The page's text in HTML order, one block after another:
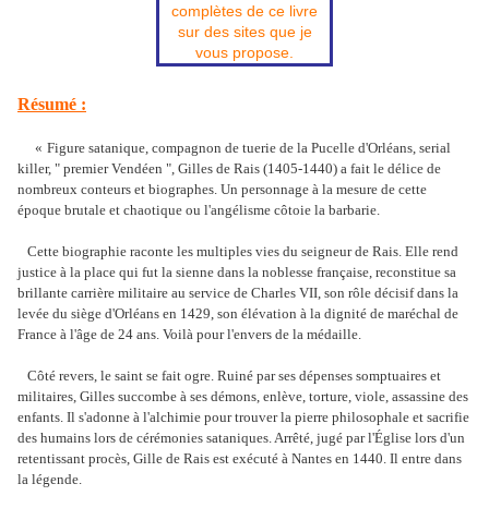
Résumé :
« Figure satanique, compagnon de tuerie de la Pucelle d'Orléans, serial
killer, " premier Vendéen ", Gilles de Rais (1405-1440) a fait le délice de
nombreux conteurs et biographes. Un personnage à la mesure de cette
époque brutale et chaotique ou l'angélisme côtoie la barbarie.
Cette biographie raconte les multiples vies du seigneur de Rais. Elle rend
justice à la place qui fut la sienne dans la noblesse française, reconstitue sa
brillante carrière militaire au service de Charles VII, son rôle décisif dans la
levée du siège d'Orléans en 1429, son élévation à la dignité de maréchal de
France à l'âge de 24 ans. Voilà pour l'envers de la médaille.
Côté revers, le saint se fait ogre. Ruiné par ses dépenses somptuaires et
militaires, Gilles succombe à ses démons, enlève, torture, viole, assassine des
enfants. Il s'adonne à l'alchimie pour trouver la pierre philosophale et sacrifie
des humains lors de cérémonies sataniques. Arrêté, jugé par l'Église lors d'un
retentissant procès, Gille de Rais est exécuté à Nantes en 1440. Il entre dans
la légende.